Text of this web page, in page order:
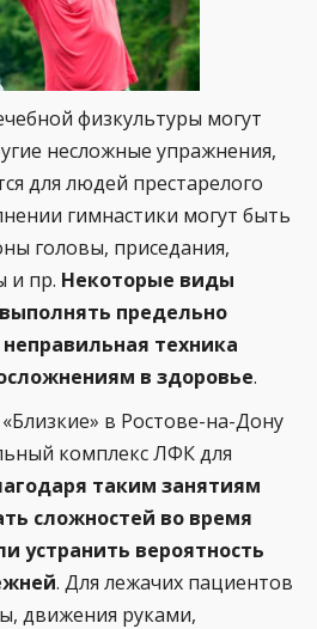
физкультуры могут
несложные упражнения,
для людей престарелого
гимнастики могут быть
головы, приседания,
и пр. Некоторые виды
предельно
техника
в здоровье.
в Ростове-на-Дону
комплекс ЛФК для
таким занятиям
сложностей во время
устранить вероятность
. Для лежачих пациентов
движения руками,